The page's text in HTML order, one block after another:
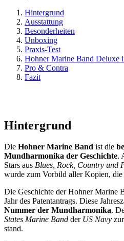
Hintergrund
Ausstattung
Besonderheiten
Unboxing
Praxis-Test
Hohner Marine Band Deluxe
Pro & Contra
Fazit
Hintergrund
Die Hohner Marine Band ist die
Mundharmonika der Geschichte.
Stars aus Blues, Rock, Country und
wurde zum Vorbild aller Kopien, die
Die Geschichte der Hohner Marine
Jahr des Patentantrags. Diese
Nummer der Mundharmonika.
States Marine Band der US Navy
stand.